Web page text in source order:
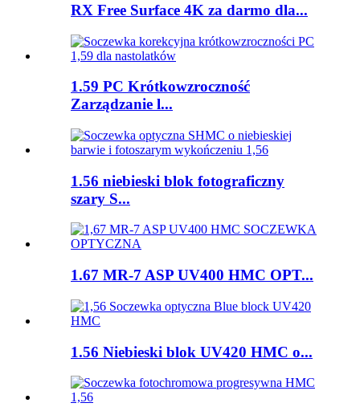
RX Free Surface 4K za darmo dla...
1.59 PC Krótkowzroczność
Zarządzanie l...
1.56 niebieski blok fotograficzny
szary S...
1.67 MR-7 ASP UV400 HMC OPT...
1.56 Niebieski blok UV420 HMC o...